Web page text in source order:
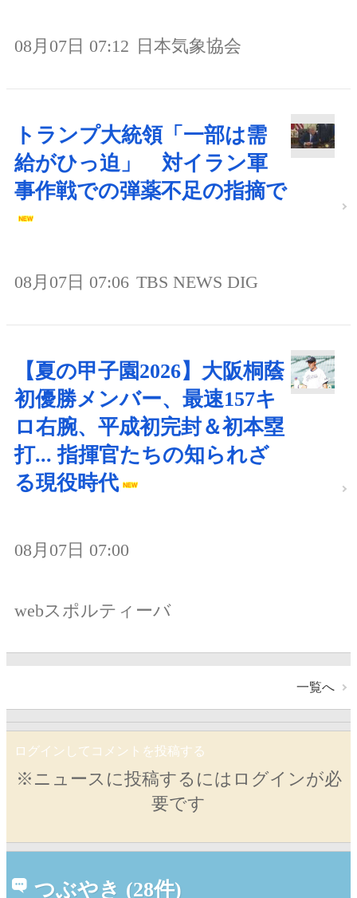
08月07日 07:12 日本気象協会
トランプ大統領「一部は需
給がひっ迫」 対イラン軍
事作戦での弾薬不足の指摘で
08月07日 07:06 TBS NEWS DIG
【夏の甲子園2026】大阪桐蔭
初優勝メンバー、最速157キ
ロ右腕、平成初完封＆初本塁
打... 指揮官たちの知られざ
る現役時代
08月07日 07:00
webスポルティーバ
一覧へ
ログインしてコメントを投稿する
※ニュースに投稿するにはログインが必
要です
つぶやき (28件)